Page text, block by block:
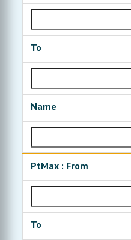
To
Name
PtMax : From
To